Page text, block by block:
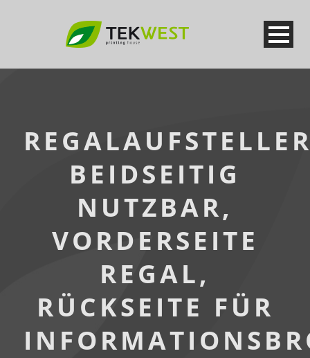
BEIDSEITIG
NUTZBAR,
VORDERSEITE
REGAL,
RÜCKSEITE FÜR